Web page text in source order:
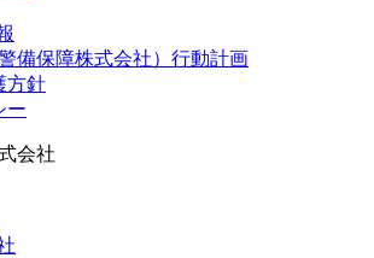
備保障株式会社）行動計画
方針
ー
会社